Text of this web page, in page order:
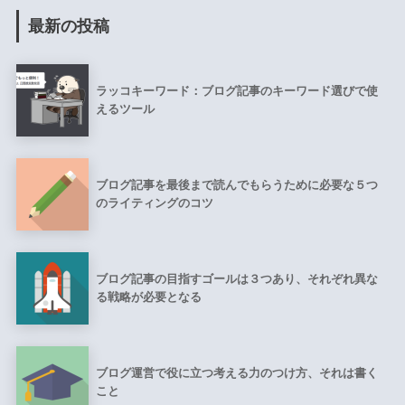
最新の投稿
ラッコキーワード：ブログ記事のキーワード選びで使
えるツール
ブログ記事を最後まで読んでもらうために必要な５つ
のライティングのコツ
ブログ記事の目指すゴールは３つあり、それぞれ異な
る戦略が必要となる
ブログ運営で役に立つ考える力のつけ方、それは書く
こと